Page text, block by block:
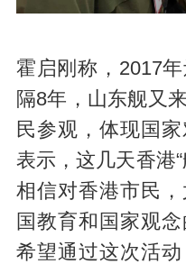
霍启刚称，2017
隔8年，山东舰又
民参观，体现国
表示，这几天香港
相信对香港市民
国教育和国家观
希望通过这次活